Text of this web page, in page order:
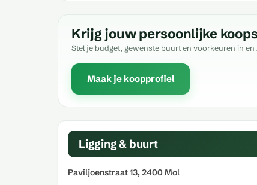
Krijg jouw persoonlijke
Stel je budget, gewenste buurt en voorkeuren in
Maak je koopprofiel
Ligging & buurt
Paviljoenstraat 13, 2400 Mol